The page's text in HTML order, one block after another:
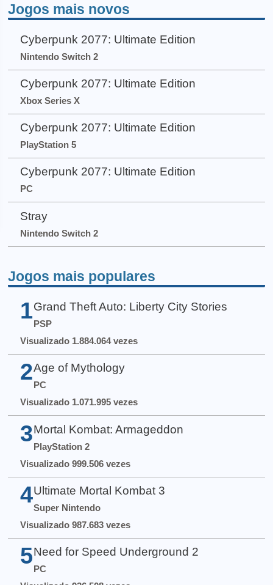
Jogos mais novos
Cyberpunk 2077: Ultimate Edition
Nintendo Switch 2
Cyberpunk 2077: Ultimate Edition
Xbox Series X
Cyberpunk 2077: Ultimate Edition
PlayStation 5
Cyberpunk 2077: Ultimate Edition
PC
Stray
Nintendo Switch 2
Jogos mais populares
1 Grand Theft Auto: Liberty City Stories
PSP
Visualizado 1.884.064 vezes
2 Age of Mythology
PC
Visualizado 1.071.995 vezes
3 Mortal Kombat: Armageddon
PlayStation 2
Visualizado 999.506 vezes
4 Ultimate Mortal Kombat 3
Super Nintendo
Visualizado 987.683 vezes
5 Need for Speed Underground 2
PC